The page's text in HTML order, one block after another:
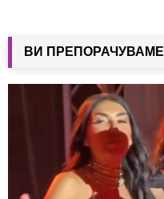
ВИ ПРЕПОРАЧУВАМЕ